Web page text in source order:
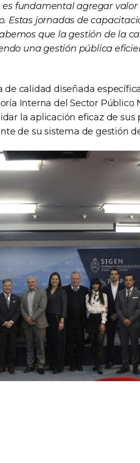
es fundamental agregar
Estas jornadas de
que la gestión de la
una gestión pública
de calidad diseñada
Interna del Sector Público
la aplicación eficaz de sus
de su sistema de gestión